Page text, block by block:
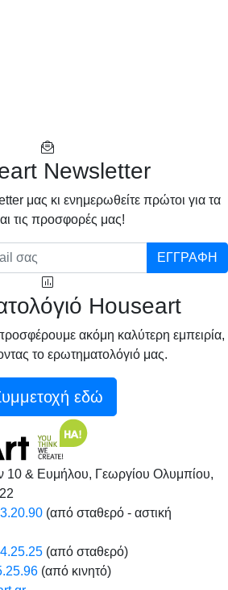
Newsletter
μας κι ενημερωθείτε πρώτοι για τα
τις προσφορές μας!
ΕΓΓΡΑΦΗ
Houseart
ακόμη καλύτερη εμπειρία,
το ερωτηματολόγιό μας.
εδώ
10 & Ευμήλου, Γεωργίου Ολυμπίου,
(από σταθερό - αστική
(από σταθερό)
(από κινητό)